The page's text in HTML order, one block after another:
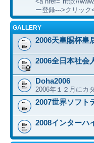
ー登録--->クリック
GALLERY
2006天皇賜杯皇
2006全日本社会
Doha2006
2006年１２月にカ
2007世界ソフト
2008インターハ